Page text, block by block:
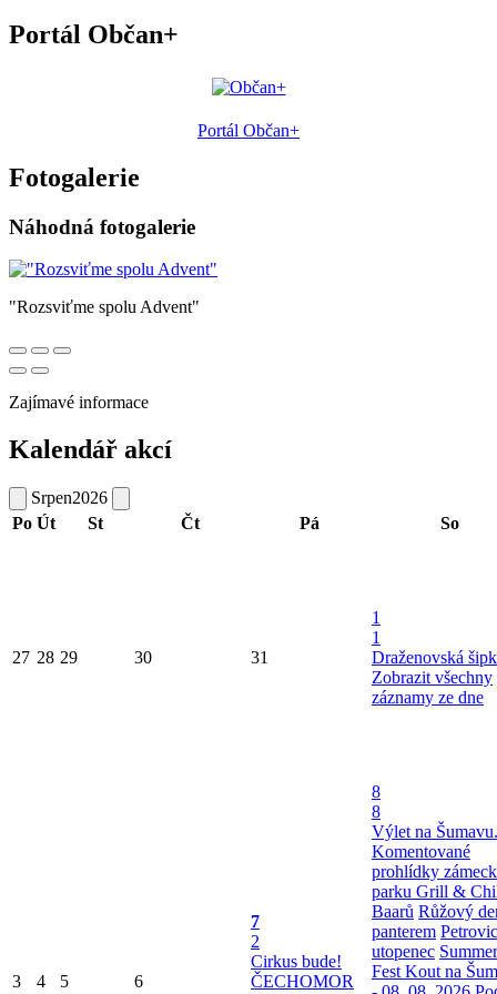
Portál Občan+
Portál Občan+
Fotogalerie
Náhodná fotogalerie
"Rozsviťme spolu Advent"
Zajímavé informace
Kalendář akcí
Srpen2026
Po Út St Čt Pá So
27 28 29 30 31
1
1
Draženovská
Zobrazit všechny
záznamy ze dne
3 4 5 6
7
2
Cirkus bude!
ČECHOMOR
8
8
Výlet na Šumavu.
Komentované
prohlídky
parku Grill &
Baarů Růžový
panterem
utopenec Summer
Fest Kout na